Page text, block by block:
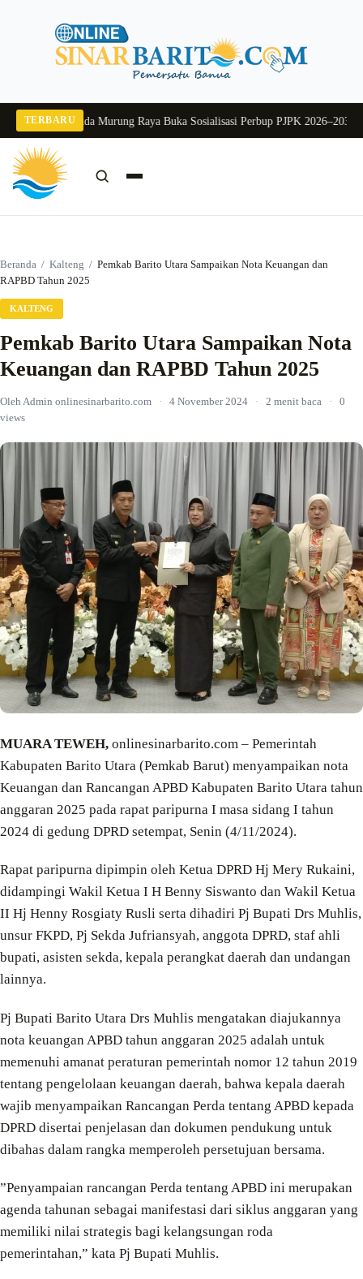
TERBARU
2026Pj Sekda Murung Raya Buka Sosialisasi Perbup PJPK 2026–2030
Beranda / Kalteng / Pemkab Barito Utara Sampaikan Nota Keuangan dan
RAPBD Tahun 2025
KALTENG
Pemkab Barito Utara Sampaikan Nota
Keuangan dan RAPBD Tahun 2025
Oleh Admin onlinesinarbarito.com · 4 November 2024 · 2 menit baca ·
0
views
MUARA TEWEH, onlinesinarbarito.com – Pemerintah
Kabupaten Barito Utara (Pemkab Barut) menyampaikan nota
Keuangan dan Rancangan APBD Kabupaten Barito Utara tahun
anggaran 2025 pada rapat paripurna I masa sidang I tahun
2024 di gedung DPRD setempat, Senin (4/11/2024).
Rapat paripurna dipimpin oleh Ketua DPRD Hj Mery Rukaini,
didampingi Wakil Ketua I H Benny Siswanto dan Wakil Ketua
II Hj Henny Rosgiaty Rusli serta dihadiri Pj Bupati Drs Muhlis,
unsur FKPD, Pj Sekda Jufriansyah, anggota DPRD, staf ahli
bupati, asisten sekda, kepala perangkat daerah dan undangan
lainnya.
Pj Bupati Barito Utara Drs Muhlis mengatakan diajukannya
nota keuangan APBD tahun anggaran 2025 adalah untuk
memenuhi amanat peraturan pemerintah nomor 12 tahun 2019
tentang pengelolaan keuangan daerah, bahwa kepala daerah
wajib menyampaikan Rancangan Perda tentang APBD kepada
DPRD disertai penjelasan dan dokumen pendukung untuk
dibahas dalam rangka memperoleh persetujuan bersama.
”Penyampaian rancangan Perda tentang APBD ini merupakan
agenda tahunan sebagai manifestasi dari siklus anggaran yang
memiliki nilai strategis bagi kelangsungan roda
pemerintahan,” kata Pj Bupati Muhlis.